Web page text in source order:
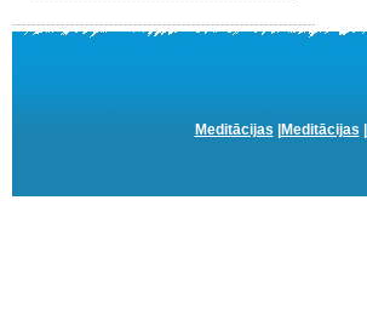
Meditācijas
Meditācijas